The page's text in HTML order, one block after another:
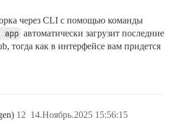
через CLI с помощью команды
автоматически загрузит последние
тогда как в интерфейсе вам придется
14.Ноябрь.2025 15:56:15
12